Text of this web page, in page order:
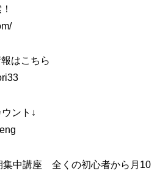
はこちら
ント↓
集中講座 全くの初心者から月10